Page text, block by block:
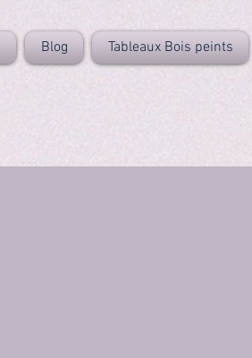
Blog Tableaux Bois peints